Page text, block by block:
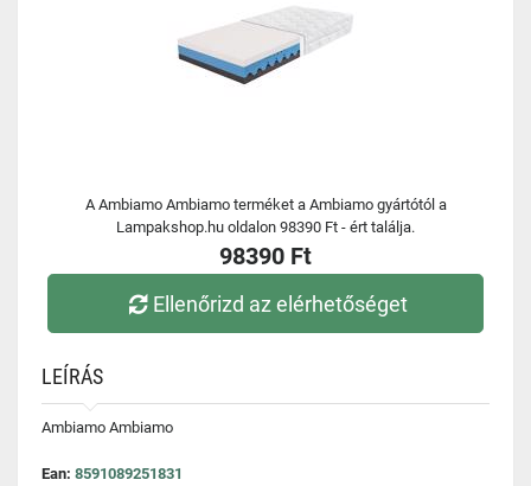
A Ambiamo Ambiamo terméket a Ambiamo gyártótól a
Lampakshop.hu oldalon 98390 Ft - ért találja.
98390 Ft
Ellenőrizd az elérhetőséget
LEÍRÁS
Ambiamo Ambiamo
Ean: 8591089251831